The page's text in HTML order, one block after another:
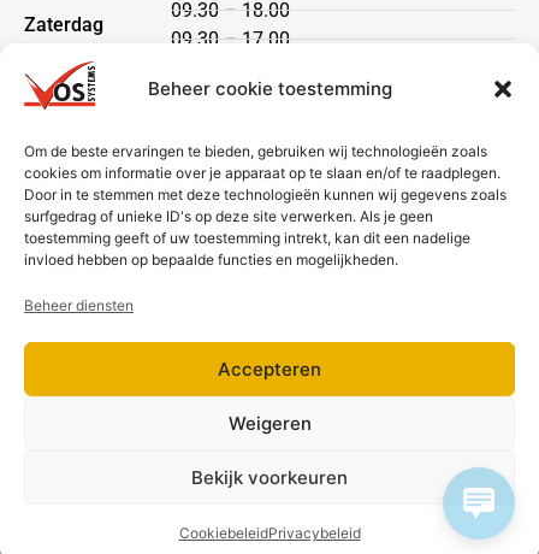
Beheer cookie toestemming
Om de beste ervaringen te bieden, gebruiken wij technologieën zoals
cookies om informatie over je apparaat op te slaan en/of te raadplegen.
Door in te stemmen met deze technologieën kunnen wij gegevens zoals
surfgedrag of unieke ID's op deze site verwerken. Als je geen
toestemming geeft of uw toestemming intrekt, kan dit een nadelige
invloed hebben op bepaalde functies en mogelijkheden.
Beheer diensten
Accepteren
Weigeren
Bekijk voorkeuren
CookiebeleidPrivacybeleid
Zaterdag
Zondag
09.30 – 18.00
09.30 – 17.00
Heeft u een vraag?
Neem dan contact met ons op via telefoon of mail.
Bezorging & betaling
2026 Vos Systems